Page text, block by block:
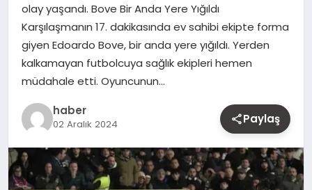
MAGAZIN
YAŞAM
OTOMOBIL
olay yaşandı. Bove Bir Anda Yere Yığıldı
Karşılaşmanın 17. dakikasında ev sahibi ekipte forma
giyen Edoardo Bove, bir anda yere yığıldı. Yerden
kalkamayan futbolcuya sağlık ekipleri hemen
müdahale etti. Oyuncunun…
haber
02 Aralık 2024 Paylaş